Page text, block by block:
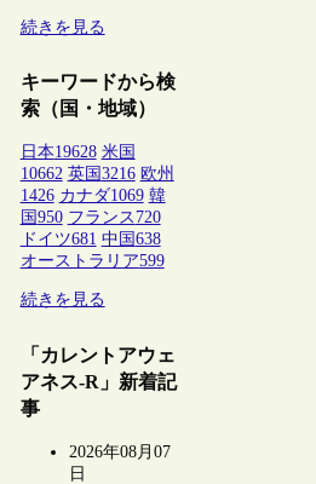
続きを見る
キーワードから検
索（国・地域）
日本19628 米国
10662 英国 3216 欧州
1426 カナダ1069 韓
国 950 フランス 720
ドイツ681 中国 638
オーストラリア599
続きを見る
「カレントアウェ
アネス-R」新着記
事
2026年08月07
日